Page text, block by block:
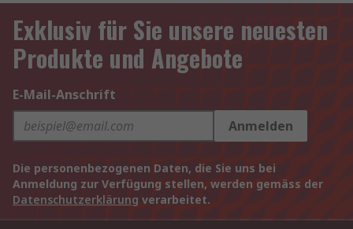
Exklusiv für Sie unsere neuesten
Produkte und Angebote
E-Mail-Anschrift
Anmelden
Die personenbezogenen Daten, die Sie uns bei
Anmeldung zur Verfügung stellen, werden gemäss der
Datenschutzerklärung verarbeitet.